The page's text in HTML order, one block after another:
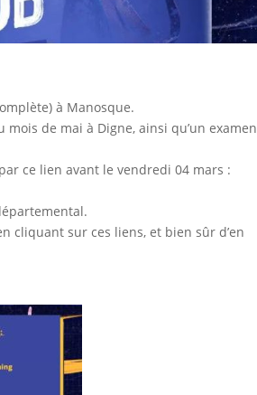
à Manosque.
de mai à Digne, ainsi qu’un examen
ce lien avant le vendredi 04 mars :
cliquant sur ces liens, et bien sûr d’en